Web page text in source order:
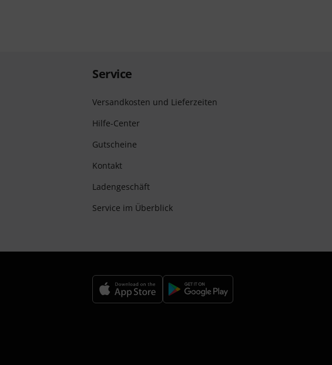
Service
Versandkosten und Lieferzeiten
Hilfe-Center
Gutscheine
Kontakt
Ladengeschäft
Service im Überblick